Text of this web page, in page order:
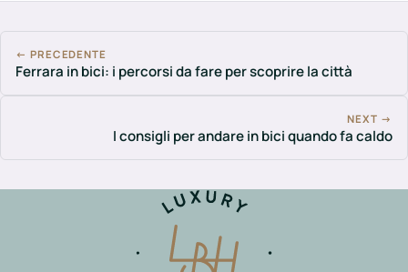
← PRECEDENTE
Ferrara in bici: i percorsi da fare per scoprire la città
NEXT →
I consigli per andare in bici quando fa caldo